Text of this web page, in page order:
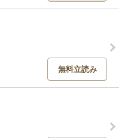
無料立読み